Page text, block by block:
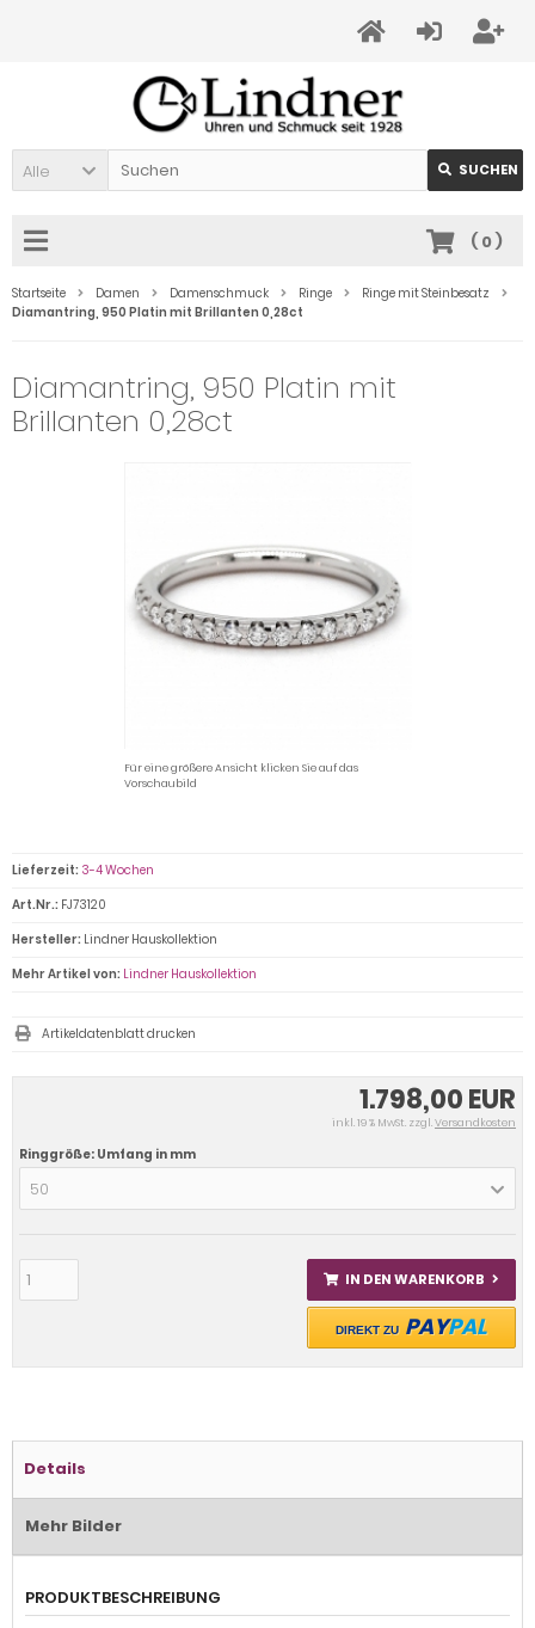
Alle SUCHEN
( 0)
Startseite Damen Damenschmuck Ringe
Ringe mit Steinbesatz
Diamantring, 950 Platin mit Brillanten 0,28ct
Diamantring, 950 Platin mit
Brillanten 0,28ct
Für eine größere Ansicht klicken Sie auf das
Vorschaubild
1.798,00 EUR
inkl. 19 % MwSt. zzgl.Versandkosten
Ringgröße: Umfang in mm
50
IN DEN WARENKORB
DIREKT ZU PAYPAL
Lieferzeit: 3-4 Wochen
Art.Nr.: FJ73120
Hersteller: Lindner Hauskollektion
Mehr Artikel von: Lindner Hauskollektion
Artikeldatenblatt drucken
Details
Mehr Bilder
PRODUKTBESCHREIBUNG